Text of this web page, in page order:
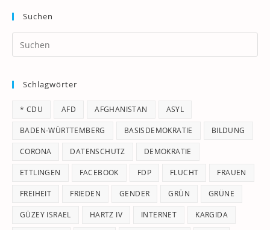
Suchen
Schlagwörter
* CDU AFD AFGHANISTAN ASYL
BADEN-WÜRTTEMBERG BASISDEMOKRATIE BILDUNG
CORONA DATENSCHUTZ DEMOKRATIE
ETTLINGEN FACEBOOK FDP FLUCHT FRAUEN
FREIHEIT FRIEDEN GENDER GRÜN GRÜNE
GÜZEY ISRAEL HARTZ IV INTERNET KARGIDA